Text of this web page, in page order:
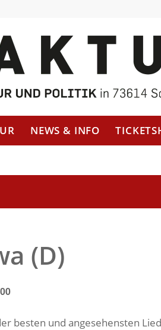
NEWS & INFO
(D)
besten und angesehensten